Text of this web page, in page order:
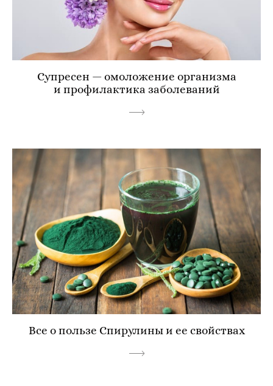
Супресен — омоложение организма
и профилактика заболеваний
Все о пользе Спирулины и ее свойствах